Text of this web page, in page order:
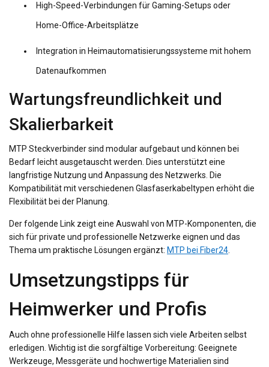
High-Speed-Verbindungen für Gaming-Setups oder
Home-Office-Arbeitsplätze
Integration in Heimautomatisierungssysteme mit hohem
Datenaufkommen
Wartungsfreundlichkeit und
Skalierbarkeit
MTP Steckverbinder sind modular aufgebaut und können bei
Bedarf leicht ausgetauscht werden. Dies unterstützt eine
langfristige Nutzung und Anpassung des Netzwerks. Die
Kompatibilität mit verschiedenen Glasfaserkabeltypen erhöht die
Flexibilität bei der Planung.
Der folgende Link zeigt eine Auswahl von MTP-Komponenten, die
sich für private und professionelle Netzwerke eignen und das
Thema um praktische Lösungen ergänzt: MTP bei Fiber24
Umsetzungstipps für
Heimwerker und Profis
Auch ohne professionelle Hilfe lassen sich viele Arbeiten selbst
erledigen. Wichtig ist die sorgfältige Vorbereitung: Geeignete
Werkzeuge, Messgeräte und hochwertige Materialien sind